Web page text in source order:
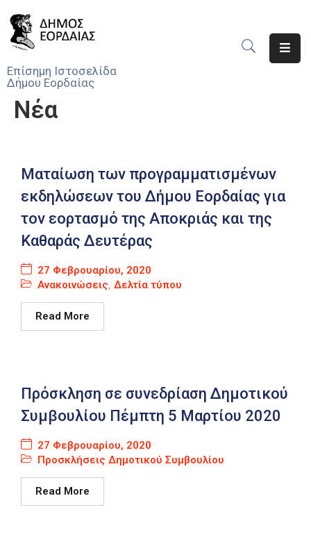
Επίσημη Ιστοσελίδα
Δήμου Εορδαίας
Δήμος
Υπηρεσίες
Δήμου
Προσκλήσεις
Αποφάσεις
Τηλέφωνα
Καιρός
Νέα
Ματαίωση των προγραμματισμένων
εκδηλώσεων του Δήμου Εορδαίας για
τον εορτασμό της Αποκριάς και της
Καθαράς Δευτέρας
27 Φεβρουαρίου, 2020
Ανακοινώσεις, Δελτία τύπου
Read More
Πρόσκληση σε συνεδρίαση Δημοτικού
Συμβουλίου Πέμπτη 5 Μαρτίου 2020
27 Φεβρουαρίου, 2020
Προσκλήσεις Δημοτικού Συμβουλίου
Read More